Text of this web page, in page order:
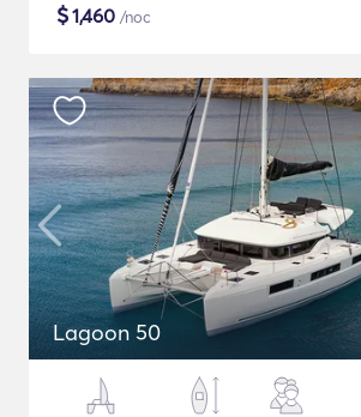
$1,460 /noc
Lagoon 50